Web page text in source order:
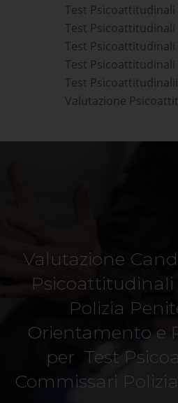
Test Psicoattitudinali
Valutazione
Valutazione
Psicoattitudinali
Polizia
Orientamento e
per Test
Commissari